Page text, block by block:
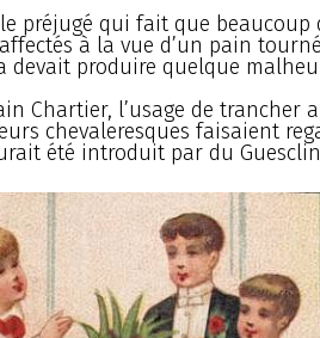
préjugé qui fait que beaucoup
à la vue d’un pain
devait produire quelque
Chartier, l’usage de trancher
chevaleresques faisaient
été introduit par du